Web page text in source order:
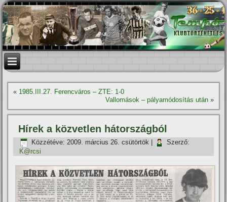
« 1985.III.27. Ferencváros – ZTE: 1-0
Vallomások – pályamódosí­tás után»
Hí­rek a közvetlen hátországból
Közzétéve: 2009. március 26. csütörtök
Szerző:
K@rcsi